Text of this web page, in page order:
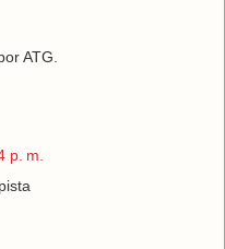
ATG.
p. m.